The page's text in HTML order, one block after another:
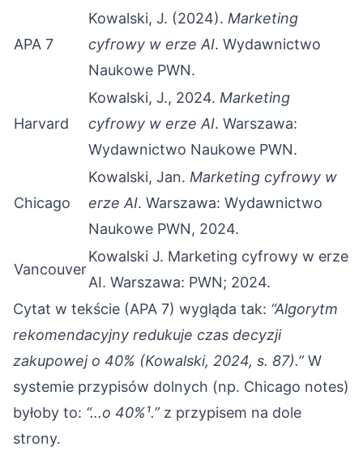
APA 7
Kowalski, J. (2024). Marketing
cyfrowy w erze AI. Wydawnictwo
Naukowe PWN.
Harvard
Kowalski, J., 2024. Marketing
cyfrowy w erze AI. Warszawa:
Wydawnictwo Naukowe PWN.
Chicago
Kowalski, Jan. Marketing cyfrowy w
erze AI. Warszawa: Wydawnictwo
Naukowe PWN, 2024.
Vancouver
Kowalski J. Marketing cyfrowy w erze
AI. Warszawa: PWN; 2024.
Cytat w tekście (APA 7) wygląda tak: “Algorytm
rekomendacyjny redukuje czas decyzji
zakupowej o 40% (Kowalski, 2024, s. 87).”W
systemie przypisów dolnych (np. Chicago notes)
byłoby to: “…o 40%¹.”z przypisem na dole
strony.